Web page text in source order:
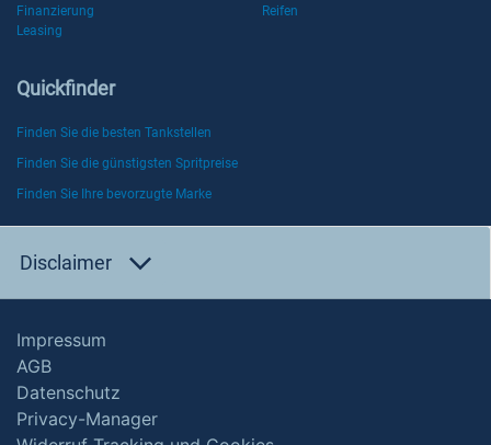
Finanzierung
Reifen
Leasing
Quickfinder
Finden Sie die besten Tankstellen
Finden Sie die günstigsten Spritpreise
Finden Sie Ihre bevorzugte Marke
Disclaimer
Impressum
AGB
Datenschutz
Privacy-Manager